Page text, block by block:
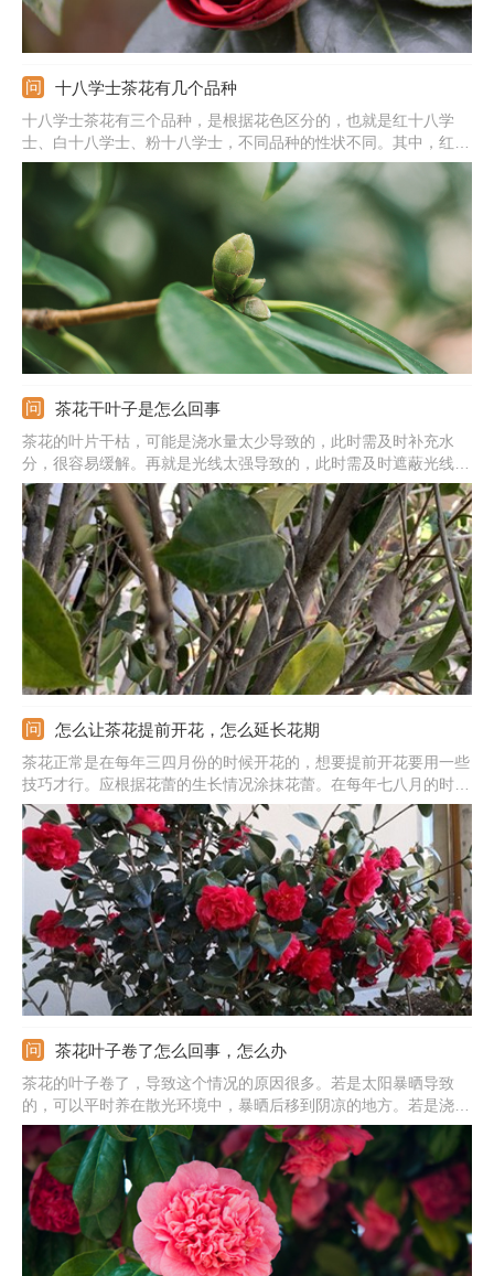
十八学士茶花有几个品种
十八学士茶花有三个品种，是根据花色区分的，也就是红十八学
士、白十八学士、粉十八学士，不同品种的性状不同。其中，红十
八学士的枝条直立，叶子呈椭圆至卵圆形，叶子先端有凸起，花色
为红色，花瓣近圆形；白十八学士的花型比较的精致；粉十八学士
的花色比较的多变。
茶花干叶子是怎么回事
茶花的叶片干枯，可能是浇水量太少导致的，此时需及时补充水
分，很容易缓解。再就是光线太强导致的，此时需及时遮蔽光线，
或者将它放在半阴的地方。还可能是肥料太浓，或者使用生肥导致
的，因此得合理调节肥料的浓度，稀释过后再施加。
怎么让茶花提前开花，怎么延长花期
茶花正常是在每年三四月份的时候开花的，想要提前开花要用一些
技巧才行。应根据花蕾的生长情况涂抹花蕾。在每年七八月的时候
可用毛笔蘸取赤霉素涂在花蕾上，每三天一次，肥水要正常管理，
这样处理就能促使它在十一的时候开花。另外，想要花期延长，还
要适量浇水，多晒太阳且保证有充足的肥水才行。
茶花叶子卷了怎么回事，怎么办
茶花的叶子卷了，导致这个情况的原因很多。若是太阳暴晒导致
的，可以平时养在散光环境中，暴晒后移到阴凉的地方。若是浇水
不足导致的，可根据盆土情况浇水，生长期隔3-5天浇次水。若是
养分不足导致的，可每半个月施次稀薄的液肥。若是感染了病虫害
导致的，需将发病的叶子摘除掉，喷施药物加以治疗。